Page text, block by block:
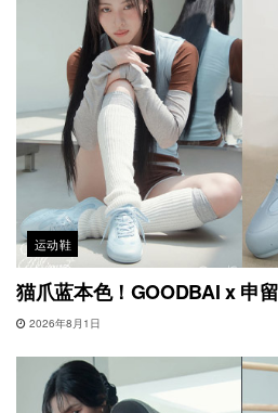
运动鞋
猫爪蓝本色！GOODBAI x 申
2026年8月1日